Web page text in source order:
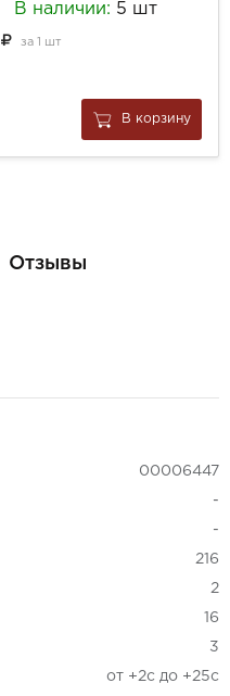
В наличии: 5 шт
за 1 шт
В корзину
Отзывы
00006447
-
-
216
2
16
3
от +2с до +25с